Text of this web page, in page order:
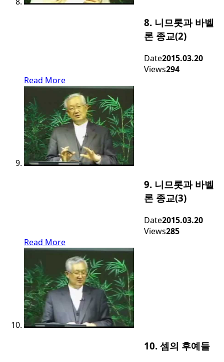
8. 니므롯과 바벨
론 종교(2)
Date2015.03.20
Views294
Read More
9. 니므롯과 바벨
론 종교(3)
Date2015.03.20
Views285
Read More
10. 셈의 후예들